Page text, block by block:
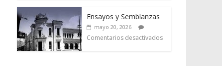
Ensayos y Semblanzas
mayo 20, 2026
Comentarios desactivados